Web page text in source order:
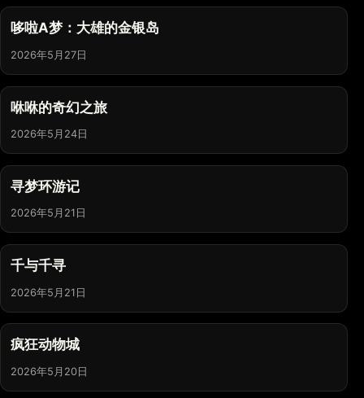
哆啦A梦：大雄的金银岛
2026年5月27日
咻咻的奇幻之旅
2026年5月24日
寻梦环游记
2026年5月21日
千与千寻
2026年5月21日
疯狂动物城
2026年5月20日